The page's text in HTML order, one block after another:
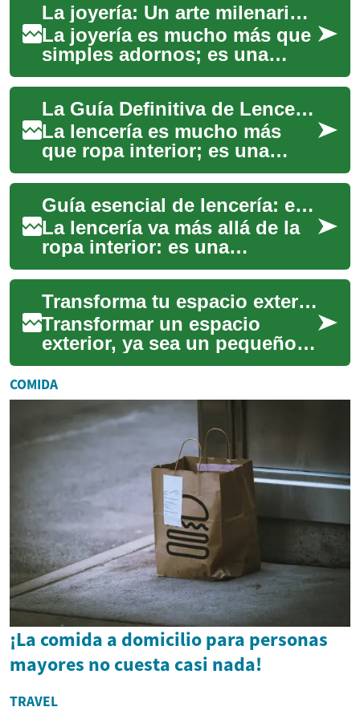
La joyería: Un arte milenario que sigue brillando en España
La joyería es mucho más que
simples adornos; es una
forma de arte que ha
acompañado a la humanidad
durante milenios. ...
La Guía Definitiva de Lencería: Estilo, Comodidad y Elegancia
La lencería es mucho más
que ropa interior; es una
expresión de confianza,
comodidad y estilo personal.
Esta prenda í...
Guía esencial de lencería: estilo, confort y elegancia
La lencería va más allá de la
ropa interior: es una
declaración de seguridad,
confort y estilo personal. Esta
guía ex...
Transforma tu espacio exterior con estilo
Transformar un espacio
exterior, ya sea un pequeño
balcón, una terraza amplia o
un jardín exuberante, es una
oportuni...
COMIDA
¡La comida a domicilio para personas
mayores no cuesta casi nada!
TRAVEL